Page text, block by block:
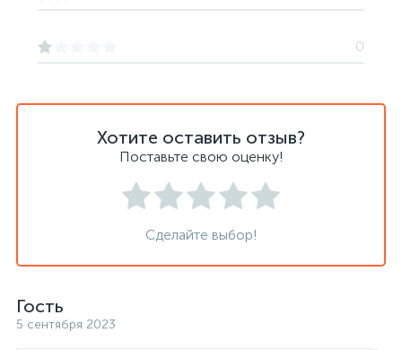
Хотите оставить отзыв?
Поставьте свою оценку!
Сделайте выбор!
Гость
5 сентября 2023
0